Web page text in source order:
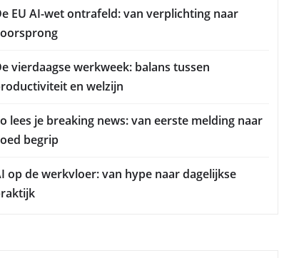
EU AI-wet ontrafeld: van verplichting naar
vierdaagse werkweek: balans tussen
en welzijn
lees je breaking news: van eerste melding naar
begrip
op de werkvloer: van hype naar dagelijkse